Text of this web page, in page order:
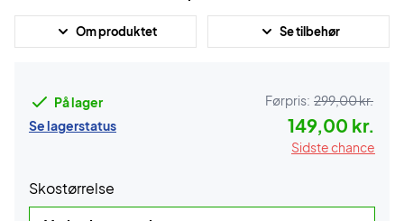
Om produktet Se tilbehør
På lager
Se lagerstatus
Førpris: 299,00 kr.
149,00 kr.
Sidste chance
Skostørrelse